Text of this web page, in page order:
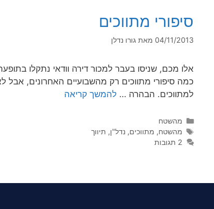
סיפורי מתווכים
04/11/2013 מאת גורו נדלן
אלו מכם, שניסו בעבר למכור דירה וודאי נתקלו
כמה סיפורי מתווכים רק מהשבועיים האחרונים,
למתווכים. הבהרה … להמשך קריאה
מהשטח
מהשטח, מתווכים, נדל"ן, תיווך
2 תגובות